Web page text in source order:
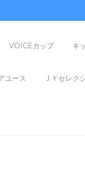
VOICEカップ キ
ユース ＪＹセレク